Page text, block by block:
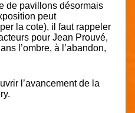
de pavillons désormais
peut
la cote), il faut rappeler
pour Jean Prouvé,
l’ombre, à l’abandon,
l’avancement de la